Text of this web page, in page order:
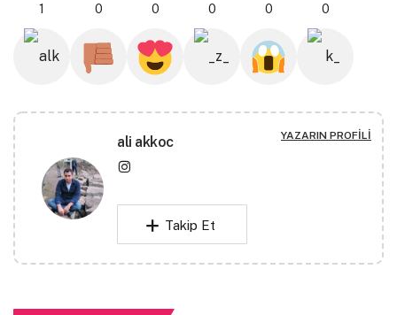
Esmer tenli bir gençtim. Bıyıklarım bile vardı. O gece
uzun zamandan beri görmediğim bir kadınla
buluşacaktım.
Küçük bir kasabada memur olarak çalışıyordum.
Çalıştığım işin bana göre olmadığını benim dışımda
herkes söylüyor, çalışmak zorunda olduğumu
bildiğimden bunun altını çok kurcalamamaya
çalışıyorum. Oldum olası kitapları ve filmleri
sevmişimdir. Kibar biriyim, ince yani. Kıramam kimseleri.
Rakı içerken hüzünlenirim herkes gibi. Ve herkes gibi
1 0 0 0 0 0
ali akkoc YAZARIN PROFILI
Takip Et